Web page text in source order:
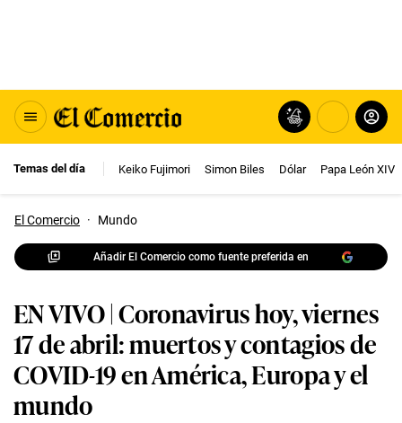
Temas del día Keiko Fujimori Simon Biles Dólar Papa León XIV
El Comercio · Mundo
Añadir El Comercio como fuente preferida en
EN VIVO | Coronavirus hoy, viernes
17 de abril: muertos y contagios de
COVID-19 en América, Europa y el
mundo